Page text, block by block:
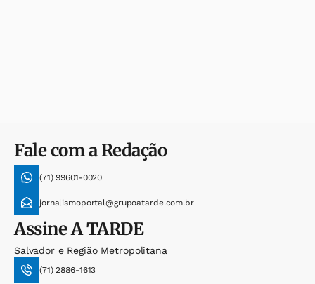
Fale com a Redação
(71) 99601-0020
jornalismoportal@grupoatarde.com.br
AssineA TARDE
Salvador e Região Metropolitana
(71) 2886-1613